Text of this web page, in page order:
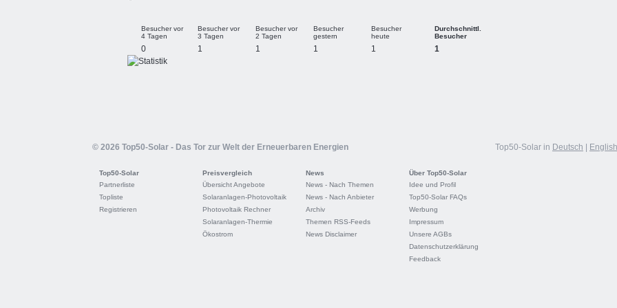
Besucher vor
4 Tagen
Besucher vor
3 Tagen
Besucher vor
2 Tagen
Besucher
gestern
Besucher
heute
Durchschnittl.
Besucher
0 1 1 1 1 1
© 2026 Top50-Solar - Das Tor zur Welt der Erneuerbaren Energien Top50-Solar in Deutsch English
Top50-Solar
Partnerliste
Topliste
Registrieren
Preisvergleich
Übersicht Angebote
Solaranlagen-Photovoltaik
Photovoltaik Rechner
Solaranlagen-Thermie
Ökostrom
News
News - Nach Themen
News - Nach Anbieter
Archiv
Themen RSS-Feeds
News Disclaimer
Über Top50-Solar
Idee und Profil
Top50-Solar FAQs
Werbung
Impressum
Unsere AGBs
Datenschutzerklärung
Feedback